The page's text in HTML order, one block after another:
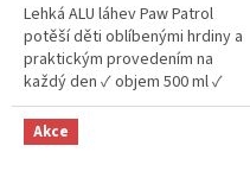
5
hvězdiček.
Lehká ALU láhev Paw Patrol
potěší děti oblíbenými hrdiny a
praktickým provedením na
každý den ✓ objem 500 ml ✓
bezpečnostní odklápěcí uzávěr
✓ lehké hliníkové provedení ✓
oficiální licence Paw Patrol 👉
Akce